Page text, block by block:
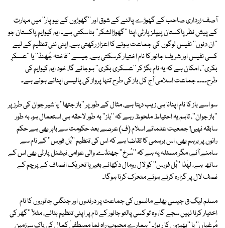
آصف زرداری صاحب کے گھوڑے پالنے کے شوق اور ''گھوڑوں کے بیوپار'' میں مہارت
کے پیش نظر پاکستان پیپلزپارٹی اپنا ''گھوڑالشکر'' بناسکتی ہے۔ ایم کیوایم پاکستان جو
''ان دنوں'' نفیس لوگوں کی جماعت ہونے کا اعزاز رکھتی ہے، اپنی نئی تنظیم کے لیے
کسی نفیس اور شریف جانور کا نام اختیار کرسکتی ہے، جیسے ''فاختہ جُھنڈ'' یا ''عسکرِ
بکری''، امکان ہے کہ یہ نام بگڑ کر ''عسکری بکری'' ہوجائے گا، خود ایم کیوایم کی
طرح۔۔۔۔ جماعت اسلامی آج کل باز کی طرح تنہا پرواز کی پالیسی اپنائے ہوئے ہے۔
سو اسے باز کا نام اپنانا ہی زیب دیتا ہے، مثال کے طور پر ''باز جتھا'' یا شیر جوان کی طرز پر
''باز جوان''، تاہم یہ احتیاط ملحوظ رہے کہ ''باز'' بہ طور لاحقہ ہی استعمال ہو، بہ طور
سابقہ نہیں! جمعیت علمائے اسلام (ف) عرصے بعد حکومت سے باہر بھی ہے حکم
رانوں پر برہم بھی، اس برہمی کا تقاضا ہے کہ اس کی تنظیم ''بُل فورس'' کے نام سے
سامنے آئے، مگر مسئلہ یہ ہے کہ ''سُرخ'' جھنڈے والی عوامی نیشنل پارٹی بھی اس کے
ساتھ ہے، لہٰذا ''بُل فورس'' کو لال رومال دکھائے بغیر یا تحریک انصاف کے پرچم کے
نصف لال پر گزارہ کرتے ہوئے متحرک کرنا ہوگا۔
مسلم لیگ ق جیسی بھلے مانسوں کی جماعت پر درندوں اور جنگلی جانوروں کا نام
اختیار کرنا نہیں سجے گا، وہ تو کسی پالتو جانور کے نام پر اپنی تنظیم بنائے، مثلاً ''گھر کی
مُرغیاں'' یا ''بھیڑوں کا ریوڑ۔'' ہمارے محبوب راہ نما مصطفیٰ کمال کی پاک سرزمین